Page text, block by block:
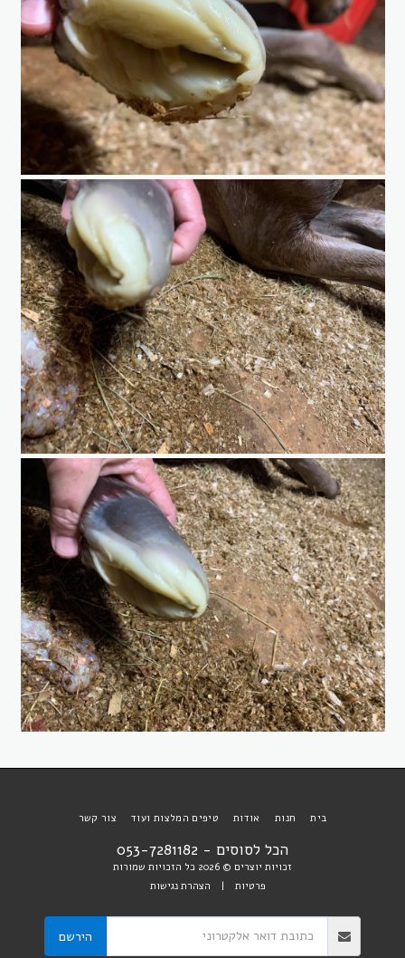
הכל לסוסים - 053-7281182
זכויות יוצרים © 2026 כל הזכויות שמורות
פרטיות | הצהרת נגישות
בית חנות אודות טיפים המלצות ועוד צור קשר
הירשם